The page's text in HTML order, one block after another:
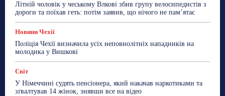
Літній чоловік у чеському Влкові збив групу велосипедистів з
дороги та поїхав геть: потім заявив, що нічого не пам’ятає
Новини Чехії
Поліція Чехії визначила усіх неповнолітніх нападників на
молодика у Вишкові
Світ
У Німеччині судять пенсіонера, який накачав наркотиками та
зґвалтував 14 жінок, знявши все на відео